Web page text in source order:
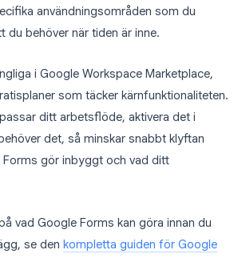
användningsområden som du
du behöver när tiden är inne.
i Google Workspace Marketplace,
som täcker kärnfunktionaliteten.
ditt arbetsflöde, aktivera det i
det, så minskar snabbt klyftan
Forms gör inbyggt och vad ditt
vad Google Forms kan göra innan du
se den kompletta guiden för Google